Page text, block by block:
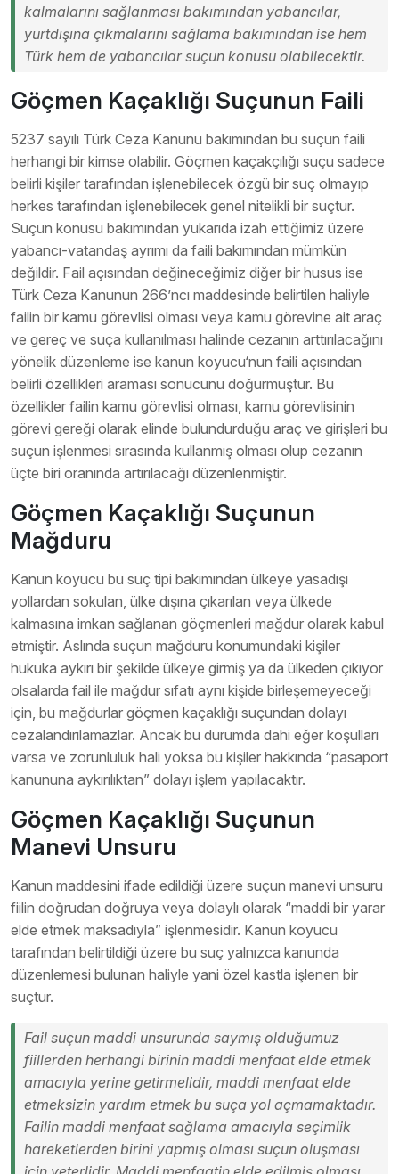
kalmalarını sağlanması bakımından yabancılar,
yurtdışına çıkmalarını sağlama bakımından ise hem
Türk hem de yabancılar suçun konusu olabilecektir.
Göçmen Kaçaklığı Suçunun Faili
5237 sayılı Türk Ceza Kanunu bakımından bu suçun faili
herhangi bir kimse olabilir. Göçmen kaçakçılığı suçu sadece
belirli kişiler tarafından işlenebilecek özgü bir suç olmayıp
herkes tarafından işlenebilecek genel nitelikli bir suçtur.
Suçun konusu bakımından yukarıda izah ettiğimiz üzere
yabancı-vatandaş ayrımı da faili bakımından mümkün
değildir. Fail açısından değineceğimiz diğer bir husus ise
Türk Ceza Kanunun 266’ncı maddesinde belirtilen haliyle
failin bir kamu görevlisi olması veya kamu görevine ait araç
ve gereç ve suça kullanılması halinde cezanın arttırılacağını
yönelik düzenleme ise kanun koyucu‘nun faili açısından
belirli özellikleri araması sonucunu doğurmuştur. Bu
özellikler failin kamu görevlisi olması, kamu görevlisinin
görevi gereği olarak elinde bulundurduğu araç ve girişleri bu
suçun işlenmesi sırasında kullanmış olması olup cezanın
üçte biri oranında artırılacağı düzenlenmiştir.
Göçmen Kaçaklığı Suçunun
Mağduru
Kanun koyucu bu suç tipi bakımından ülkeye yasadışı
yollardan sokulan, ülke dışına çıkarılan veya ülkede
kalmasına imkan sağlanan göçmenleri mağdur olarak kabul
etmiştir. Aslında suçun mağduru konumundaki kişiler
hukuka aykırı bir şekilde ülkeye girmiş ya da ülkeden çıkıyor
olsalarda fail ile mağdur sıfatı aynı kişide birleşemeyeceği
için, bu mağdurlar göçmen kaçaklığı suçundan dolayı
cezalandırılamazlar. Ancak bu durumda dahi eğer koşulları
varsa ve zorunluluk hali yoksa bu kişiler hakkında “pasaport
kanununa aykırılıktan” dolayı işlem yapılacaktır.
Göçmen Kaçaklığı Suçunun
Manevi Unsuru
Kanun maddesini ifade edildiği üzere suçun manevi unsuru
fiilin doğrudan doğruya veya dolaylı olarak “maddi bir yarar
elde etmek maksadıyla” işlenmesidir. Kanun koyucu
tarafından belirtildiği üzere bu suç yalnızca kanunda
düzenlemesi bulunan haliyle yani özel kastla işlenen bir
suçtur.
Fail suçun maddi unsurunda saymış olduğumuz
fiillerden herhangi birinin maddi menfaat elde etmek
amacıyla yerine getirmelidir, maddi menfaat elde
etmeksizin yardım etmek bu suça yol açmamaktadır.
Failin maddi menfaat sağlama amacıyla seçimlik
hareketlerden birini yapmış olması suçun oluşması